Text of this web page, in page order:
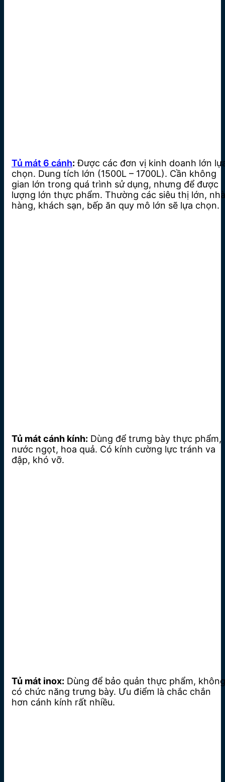
Tủ mát 6 cánh: Được các đơn vị kinh doanh lớn
chọn. Dung tích lớn (1500L – 1700L). Cần không
gian lớn trong quá trình sử dụng, nhưng để được
lượng lớn thực phẩm. Thường các siêu thị lớn, nhà
hàng, khách sạn, bếp ăn quy mô lớn sẽ lựa chọn.
Tủ mát cánh kính: Dùng để trưng bày thực phẩm,
nước ngọt, hoa quả. Có kính cường lực tránh va
đập, khó vỡ.
Tủ mát inox: Dùng để bảo quản thực phẩm, không
có chức năng trưng bày. Ưu điểm là chắc chắn
hơn cánh kính rất nhiều.